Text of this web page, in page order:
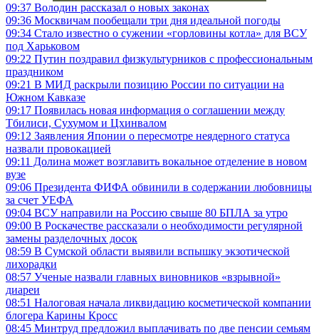
09:37 Володин рассказал о новых законах
09:36 Москвичам пообещали три дня идеальной погоды
09:34 Стало известно о сужении «горловины котла» для ВСУ
под Харьковом
09:22 Путин поздравил физкультурников с профессиональным
праздником
09:21 В МИД раскрыли позицию России по ситуации на
Южном Кавказе
09:17 Появилась новая информация о соглашении между
Тбилиси, Сухумом и Цхинвалом
09:12 Заявления Японии о пересмотре неядерного статуса
назвали провокацией
09:11 Долина может возглавить вокальное отделение в новом
вузе
09:06 Президента ФИФА обвинили в содержании любовницы
за счет УЕФА
09:04 ВСУ направили на Россию свыше 80 БПЛА за утро
09:00 В Роскачестве рассказали о необходимости регулярной
замены разделочных досок
08:59 В Сумской области выявили вспышку экзотической
лихорадки
08:57 Ученые назвали главных виновников «взрывной»
диареи
08:51 Налоговая начала ликвидацию косметической компании
блогера Карины Кросс
08:45 Минтруд предложил выплачивать по две пенсии семьям